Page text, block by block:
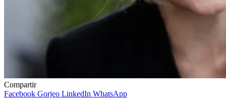
Compartir
Facebook Gorjeo LinkedIn WhatsApp